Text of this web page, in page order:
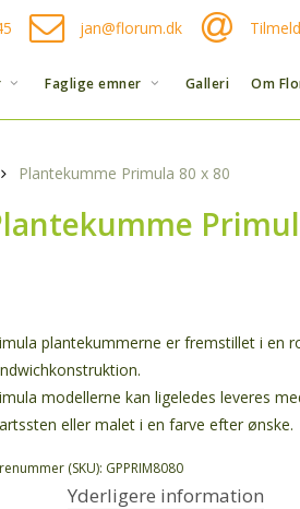
jan@florum.dk
Faglige emner Galleri Om
Plantekumme Primula 80 x 80
plantekummerne er fremstillet i en
modellerne kan ligeledes leveres
eller malet i en farve efter ønske.
(SKU): GPPRIM8080
Yderligere information